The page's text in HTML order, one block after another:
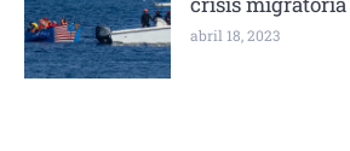
abril 18, 2023